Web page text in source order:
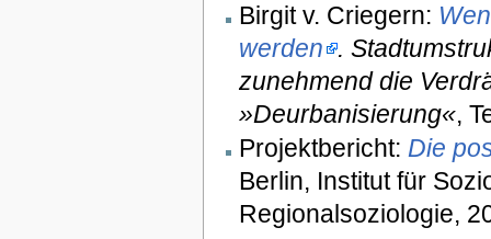
Birgit v. Criegern:
werden .
zunehmend die
»Deurbanisierung«,
Projektbericht: Die
Berlin, Institut für
Regionalsoziologie,